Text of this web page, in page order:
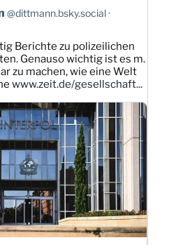
@dittmann.bsky.social
Berichte zu polizeilichen
Genauso wichtig ist es m.
zu machen, wie eine Welt
www.zeit.de/gesellschaft...